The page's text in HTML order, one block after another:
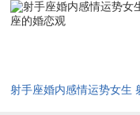
故本月安床择日，当审
不及，需防心火亢盛引
月安床吉日
射手座婚内感情运势女生